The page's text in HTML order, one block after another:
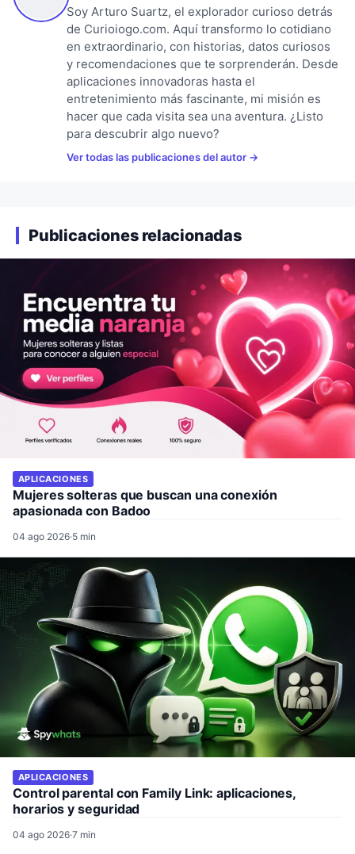
Soy Arturo Suartz, el explorador curioso detrás
de Curioiogo.com. Aquí transformo lo cotidiano
en extraordinario, con historias, datos curiosos
y recomendaciones que te sorprenderán. Desde
aplicaciones innovadoras hasta el
entretenimiento más fascinante, mi misión es
hacer que cada visita sea una aventura. ¿Listo
para descubrir algo nuevo?
Ver todas las publicaciones del autor
Publicaciones relacionadas
APLICACIONES
Mujeres solteras que buscan una conexión
apasionada con Badoo
04 ago 2026·5 min
APLICACIONES
Control parental con Family Link: aplicaciones,
horarios y seguridad
04 ago 2026·7 min